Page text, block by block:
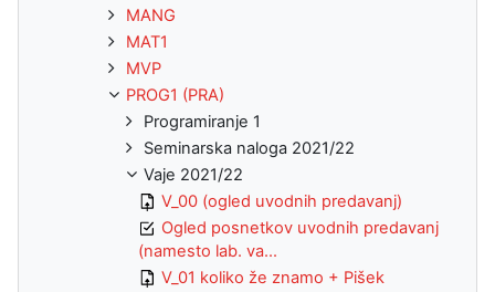
MANG
MAT1
MVP
PROG1 (PRA)
Programiranje 1
Seminarska naloga 2021/22
Vaje 2021/22
V_00 (ogled uvodnih predavanj)
Ogled posnetkov uvodnih predavanj
(namesto lab. va...
V_01 koliko že znamo + Pišek